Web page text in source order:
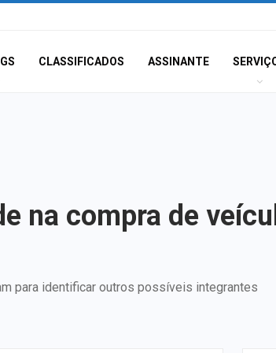
CLASSIFICADOS ASSINANTE
na compra de
para identificar outros possíveis integrantes